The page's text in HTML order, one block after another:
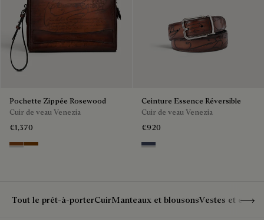
Pochette Zippée Rosewood
Cuir de veau Venezia
€1,370
Cacao Intenso
Fiamma
Ceinture Essence Réversible
Cuir de veau Venezia
€920
Nero & Tobacco Bis
Tout le prêt-à-porterCuirManteaux et blousonsVestes et